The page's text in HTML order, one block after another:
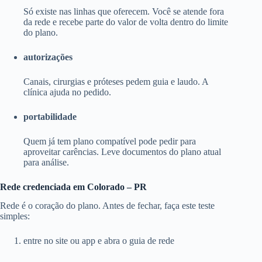
Só existe nas linhas que oferecem. Você se atende fora
da rede e recebe parte do valor de volta dentro do limite
do plano.
autorizações
Canais, cirurgias e próteses pedem guia e laudo. A
clínica ajuda no pedido.
portabilidade
Quem já tem plano compatível pode pedir para
aproveitar carências. Leve documentos do plano atual
para análise.
Rede credenciada em Colorado – PR
Rede é o coração do plano. Antes de fechar, faça este teste
simples:
entre no site ou app e abra o guia de rede